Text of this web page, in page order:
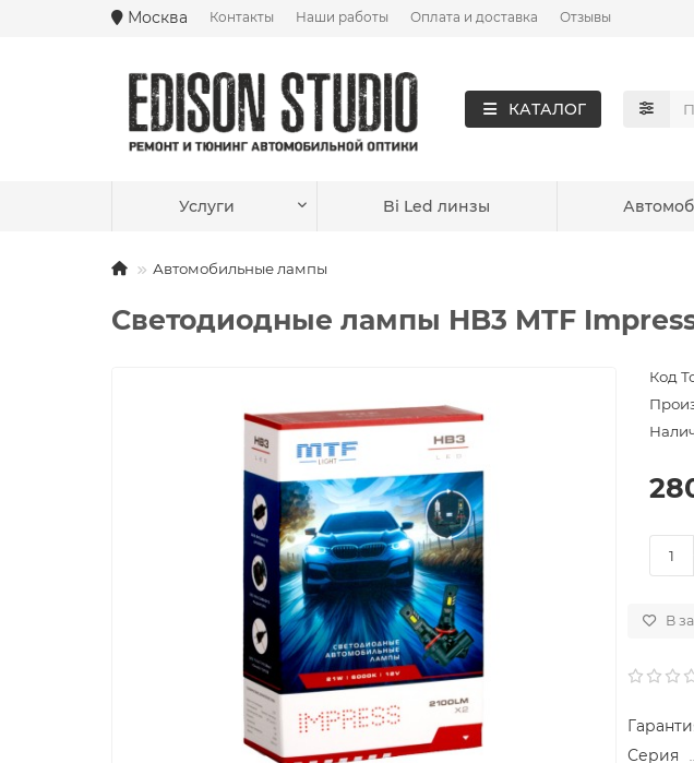
Москва Контакты Наши работы Оплата и доставка Отзывы
КАТАЛОГ
Услуги Bi Led линзы
Автомобильные лампы
Светодиодные лампы HB3 MTF
Код
В
Серия